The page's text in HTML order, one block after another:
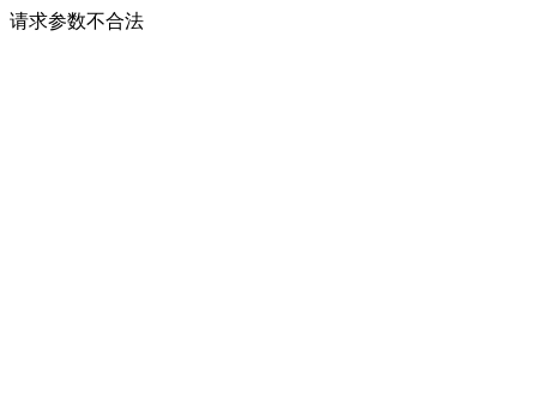
请求参数不合法